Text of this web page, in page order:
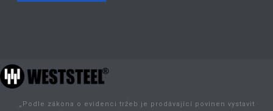
„Podle zákona o evidenci tržeb je prodávající povinen vystavit